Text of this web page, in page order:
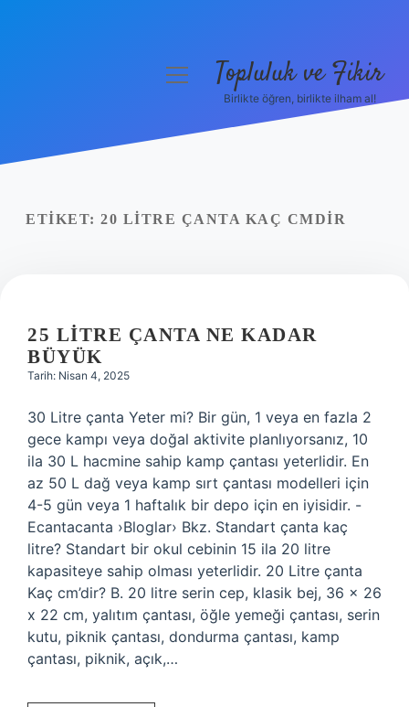
Yasal Uyarı
menüyüTopluluk ve Fikir
Birlikte öğren, birlikte ilham al!
ETIKET: 20 LITRE ÇANTA KAÇ CMDIR
25 LITRE ÇANTA NE KADAR
BÜYÜK
Tarih: Nisan 4, 2025
30 Litre çanta Yeter mi? Bir gün, 1 veya en fazla 2
gece kampı veya doğal aktivite planlıyorsanız, 10
ila 30 L hacmine sahip kamp çantası yeterlidir. En
az 50 L dağ veya kamp sırt çantası modelleri için
4-5 gün veya 1 haftalık bir depo için en iyisidir. -
Ecantacanta ›Bloglar› Bkz. Standart çanta kaç
litre? Standart bir okul cebinin 15 ila 20 litre
kapasiteye sahip olması yeterlidir. 20 Litre çanta
Kaç cm’dir? B. 20 litre serin cep, klasik bej, 36 x 26
x 22 cm, yalıtım çantası, öğle yemeği çantası, serin
kutu, piknik çantası, dondurma çantası, kamp
çantası, piknik, açık,…